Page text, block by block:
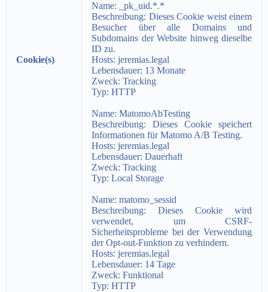
Cookie(s)
Name:
_pk_uid.*.*
Beschreibung: Dieses Cookie weist einem
Besucher über alle Domains und
Subdomains der Website hinweg dieselbe
ID zu.
Hosts: jeremias.legal
Lebensdauer: 13 Monate
Zweck: Tracking
Typ: HTTP
Name: MatomoAbTesting
Beschreibung: Dieses Cookie speichert
Informationen für Matomo A/B Testing.
Hosts: jeremias.legal
Lebensdauer: Dauerhaft
Zweck: Tracking
Typ: Local Storage
Name: matomo_sessid
Beschreibung: Dieses Cookie wird
verwendet, um CSRF-
Sicherheitsprobleme bei der Verwendung
der Opt-out-Funktion zu verhindern.
Hosts: jeremias.legal
Lebensdauer: 14 Tage
Zweck: Funktional
Typ: HTTP